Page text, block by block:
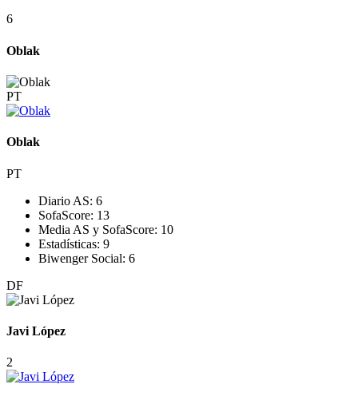
6
Oblak
PT
Oblak
PT
Diario AS: 6
SofaScore: 13
Media AS y SofaScore: 10
Estadísticas: 9
Biwenger Social: 6
DF
Javi López
2